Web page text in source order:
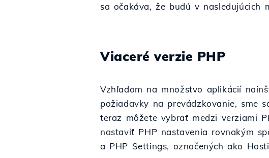
sa očakáva, že budú v nasledujúcich
Viaceré verzie PHP
Vzhľadom na množstvo aplikácií
požiadavky na prevádzkovanie, sme
teraz môžete vybrať medzi verziami
nastaviť PHP nastavenia rovnakým
a PHP Settings, označených ako